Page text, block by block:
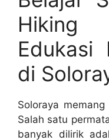
Hiking
Edukasi
di
Soloraya
Salah satu
banyak dilirik